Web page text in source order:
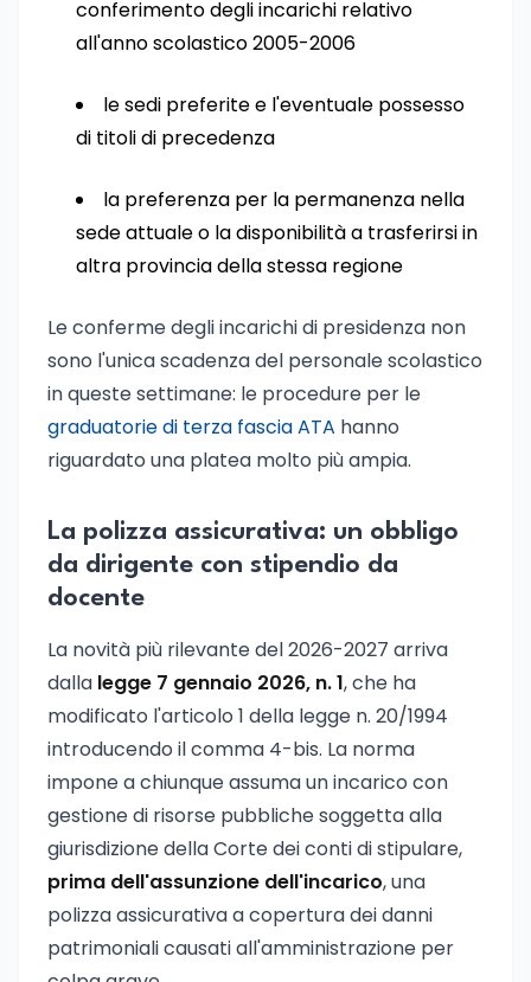
conferimento degli incarichi relativo
all'anno scolastico 2005-2006
le sedi preferite e l'eventuale possesso
di titoli di precedenza
la preferenza per la permanenza nella
sede attuale o la disponibilità a trasferirsi in
altra provincia della stessa regione
Le conferme degli incarichi di presidenza non
sono l'unica scadenza del personale scolastico
in queste settimane: le procedure per le
graduatorie di terza fascia ATA hanno
riguardato una platea molto più ampia.
La polizza assicurativa: un obbligo
da dirigente con stipendio da
docente
La novità più rilevante del 2026-2027 arriva
dalla legge 7 gennaio 2026, n. 1, che ha
modificato l'articolo 1 della legge n. 20/1994
introducendo il comma 4-bis. La norma
impone a chiunque assuma un incarico con
gestione di risorse pubbliche soggetta alla
giurisdizione della Corte dei conti di stipulare,
prima dell'assunzione dell'incarico, una
polizza assicurativa a copertura dei danni
patrimoniali causati all'amministrazione per